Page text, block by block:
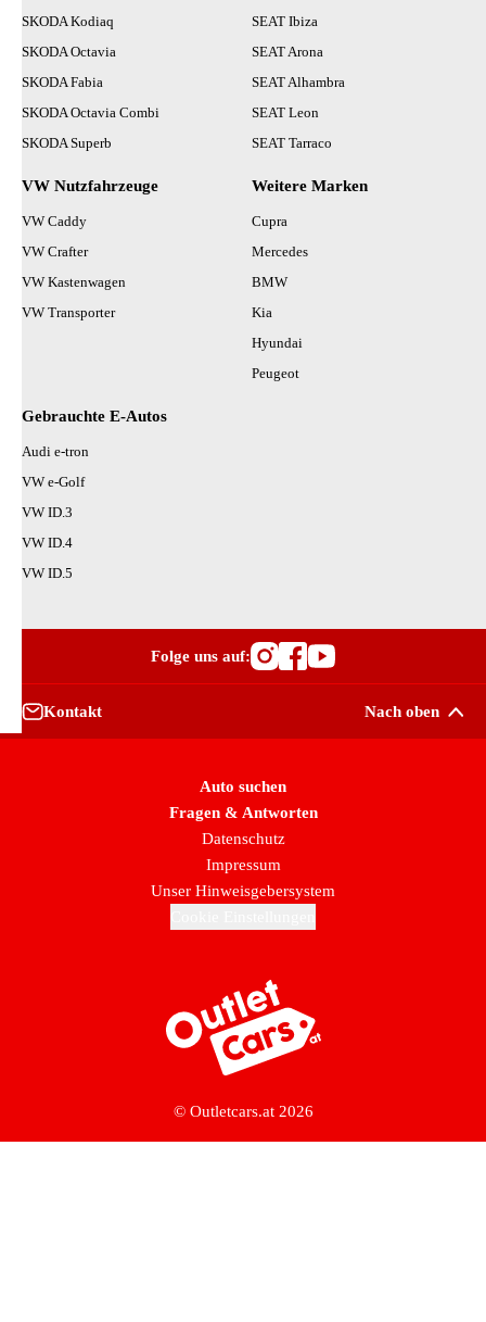
SKODA Kodiaq
SKODA Octavia
SKODA Fabia
SKODA Octavia Combi
SKODA Superb
SEAT Ibiza
SEAT Arona
SEAT Alhambra
SEAT Leon
SEAT Tarraco
VW Nutzfahrzeuge
VW Caddy
VW Crafter
VW Kastenwagen
VW Transporter
Weitere Marken
Cupra
Mercedes
BMW
Kia
Hyundai
Peugeot
Gebrauchte E-Autos
Audi e-tron
VW e-Golf
VW ID.3
VW ID.4
VW ID.5
Folge uns auf:
Besuche
Besuche
Besuche
Kontakt Nach oben
Auto suchen
Fragen & Antworten
Datenschutz
Impressum
Unser Hinweisgebersystem
Zur Startseite
© Outletcars.at 2026